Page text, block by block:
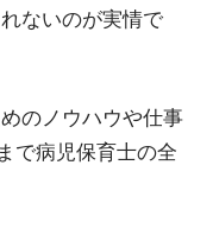
ないのが実情で
のノウハウや仕事
で病児保育士の全